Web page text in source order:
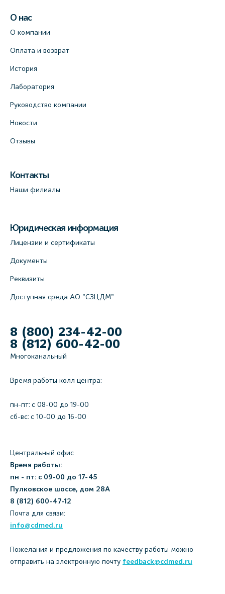
О нас
О компании
Оплата и возврат
История
Лаборатория
Руководство компании
Новости
Отзывы
Контакты
Наши филиалы
Юридическая информация
Лицензии и сертификаты
Документы
Реквизиты
Доступная среда АО "СЗЦДМ"
8 (800) 234-42-00
8 (812) 600-42-00
Многоканальный
Время работы колл центра:
пн-пт: c 08-00 до 19-00
сб-вс: с 10-00 до 16-00
Центральный офис
Время работы:
пн - пт: с 09-00 до 17-45
Пулковское шоссе, дом 28А
8 (812) 600-47-12
Почта для связи:
info@cdmed.ru
Пожелания и предложения по качеству работы можно
отправить на электронную почту feedback@cdmed.ru